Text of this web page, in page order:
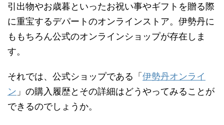
引出物やお歳暮といったお祝い事やギフトを贈る際
に重宝するデパートのオンラインストア。伊勢丹に
ももちろん公式のオンラインショップが存在しま
す。
それでは、公式ショップである「伊勢丹オンライ
ン 」の購入履歴とその詳細はどうやってみることが
できるのでしょうか。